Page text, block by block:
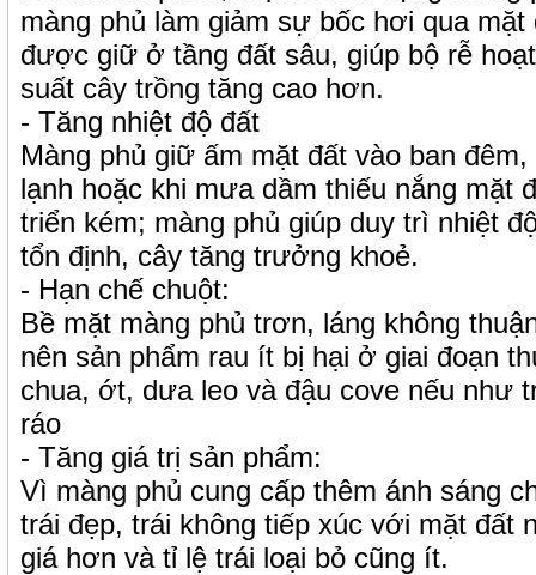
màng phủ làm giảm sự bốc hơi qua mặt
được giữ ở tầng đất sâu, giúp bộ rễ
suất cây trồng tăng cao hơn.
- Tăng nhiệt độ đất
Màng phủ giữ ấm mặt đất vào ban
lạnh hoặc khi mưa dầm thiếu nắng mặt
triển kém; màng phủ giúp duy trì nhiệt
tổn định, cây tăng trưởng khoẻ.
- Hạn chế chuột:
Bề mặt màng phủ trơn, láng không
nên sản phẩm rau ít bị hại ở giai đoạn
chua, ớt, dưa leo và đậu cove nếu như
ráo
- Tăng giá trị sản phẩm:
Vì màng phủ cung cấp thêm ánh sáng
trái đẹp, trái không tiếp xúc với mặt đất
giá hơn và tỉ lệ trái loại bỏ cũng ít.